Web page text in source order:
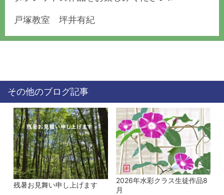
戸塚教室 坪井有紀
その他のブログ記事
残暑お見舞い申し上げます
2026年水彩クラス生徒作品8
月